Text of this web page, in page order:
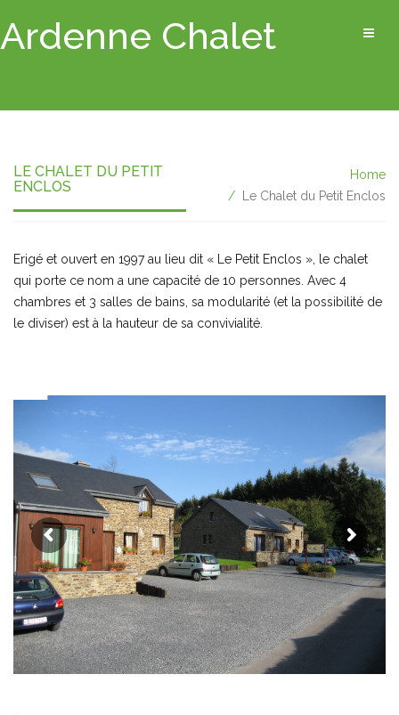
Ardenne Chalet
LE CHALET DU PETIT
ENCLOS
Home
Le Chalet du Petit Enclos
Erigé et ouvert en 1997 au lieu dit « Le Petit Enclos », le chalet
qui porte ce nom a une capacité de 10 personnes. Avec 4
chambres et 3 salles de bains, sa modularité (et la possibilité de
le diviser) est à la hauteur de sa convivialité.